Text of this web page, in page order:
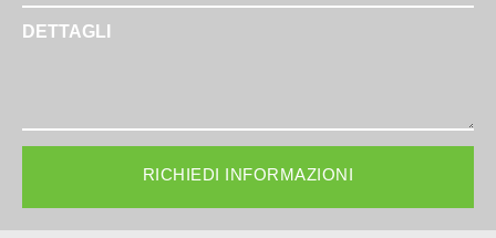
DETTAGLI
RICHIEDI INFORMAZIONI